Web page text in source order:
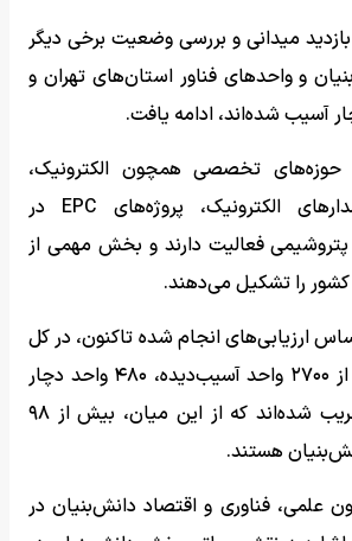
میدانی و بررسی وضعیت برخی دیگر
و واحدهای فناور استان‌های تهران و
آسیب شده‌اند، ادامه یافت.
حوزه‌های تخصصی همچون الکترونیک،
میکروالکترونیک، مدارهای الکترونیک، پروژه‌های EPC در
فعالیت دارند و بخش مهمی از
کشور را تشکیل می‌دهند.
ارزیابی‌های انجام شده تاکنون، در کل
کشور از میان بیش از ۲۷۰۰ واحد آسیب‌دیده، ۴۸۰ واحد دچار
خسارات جدی و تخریب شده‌اند که از این میان، بیش از ۹۸
هستند.
علمی، فناوری و اقتصاد دانش‌بنیان در